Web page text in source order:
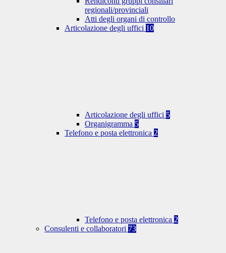
regionali/provinciali
Atti degli organi di controllo
Articolazione degli uffici 10
Articolazione degli uffici 5
Organigramma 5
Telefono e posta elettronica 2
Telefono e posta elettronica 2
Consulenti e collaboratori 73